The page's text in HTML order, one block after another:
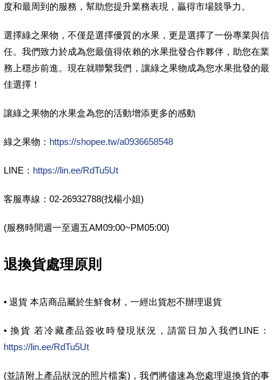
度和最周到的服務，幫助您提升業務表現，贏得市場競爭力。
選擇綠之果物，不僅是選擇優質的水果，更是選擇了一份專業與信
任。我們致力於成為您最值得依賴的水果批發合作夥伴，助您在業
務上穩步前進。現在就聯繫我們，讓綠之果物成為您水果批發的最
佳選擇！
讓綠之果物的水果盒為您的活動增添更多的感動
綠之果物： https://shopee.tw/a0936658548
LINE： https://lin.ee/RdTu5Ut
客服專線：02-26932788(找楊小姐)
(服務時間週一至週五AM09:00~PM05:00)
退換貨處理原則
• 退貨 本店商品屬於生鮮食材，一經出貨恕不辦理退貨
• 換貨 若冷藏產品簽收時發現狀況，請當日加入我們LINE：
https://lin.ee/RdTu5Ut
(並請附上產品狀況的照片檔案)，我們將儘速為您處理退換貨的事